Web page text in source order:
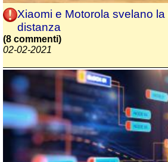
Xiaomi e Motorola svelano
distanza
(8 commenti)
02-02-2021